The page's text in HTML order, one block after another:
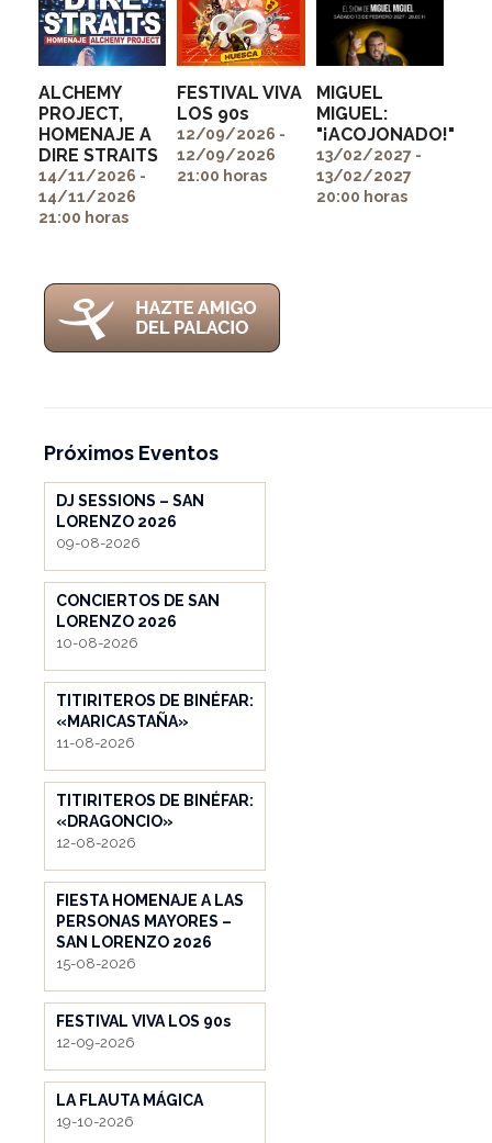
" alt=""
itemprop="image">
ALCHEMY
PROJECT,
HOMENAJE A
DIRE STRAITS
14/11/2026 -
14/11/2026
21:00 horas
" alt=""
itemprop="image">
FESTIVAL VIVA
LOS 90s
12/09/2026 -
12/09/2026
21:00 horas
" alt=""
itemprop="image">
MIGUEL
MIGUEL:
"¡ACOJONADO!"
13/02/2027 -
13/02/2027
20:00 horas
Próximos Eventos
DJ SESSIONS – SAN
LORENZO 2026
09-08-2026
CONCIERTOS DE SAN
LORENZO 2026
10-08-2026
TITIRITEROS DE BINÉFAR:
«MARICASTAÑA»
11-08-2026
TITIRITEROS DE BINÉFAR:
«DRAGONCIO»
12-08-2026
FIESTA HOMENAJE A LAS
PERSONAS MAYORES –
SAN LORENZO 2026
15-08-2026
FESTIVAL VIVA LOS 90s
12-09-2026
LA FLAUTA MÁGICA
19-10-2026